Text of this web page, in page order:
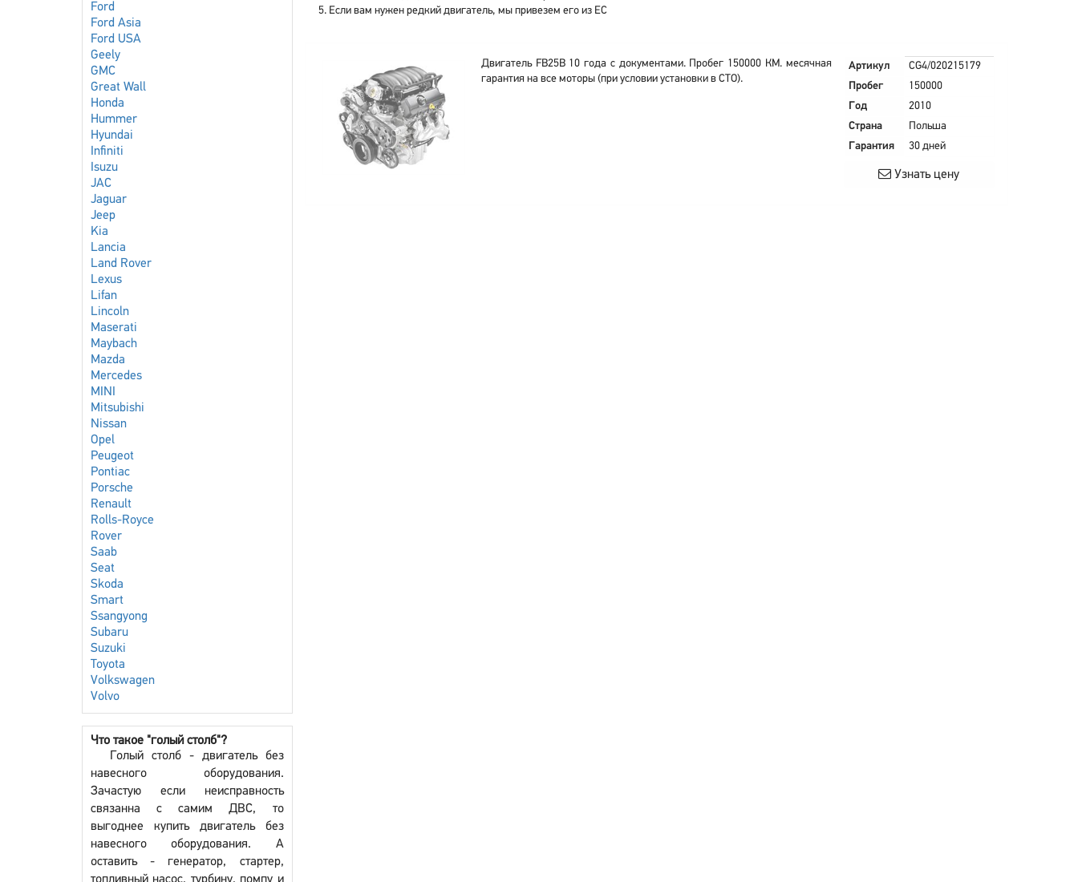
Ford
Ford Asia
Ford USA
Geely
GMC
Great Wall
Honda
Hummer
Hyundai
Infiniti
Isuzu
JAC
Jaguar
Jeep
Kia
Lancia
Land Rover
Lexus
Lifan
Lincoln
Maserati
Maybach
Mazda
Mercedes
MINI
Mitsubishi
Nissan
Opel
Peugeot
Pontiac
Porsche
Renault
Rolls-Royce
Rover
Saab
Seat
Skoda
Smart
Ssangyong
Subaru
Suzuki
Toyota
Volkswagen
Volvo
Что такое "голый столб"?
Голый столб - двигатель без
навесного оборудования.
Зачастую если неисправность
связанна с самим ДВС, то
выгоднее купить двигатель без
навесного оборудования. А
оставить - генератор, стартер,
Если вам нужен редкий двигатель, мы привезем его из ЕС
Двигатель FB25B 10 года с документами. Пробег 150000 КМ. месячная
гарантия на все моторы (при условии установки в СТО).
Артикул
CG4/020215179
Пробег
150000
Год
2010
Страна
Польша
Гарантия
30 дней
Узнать цену